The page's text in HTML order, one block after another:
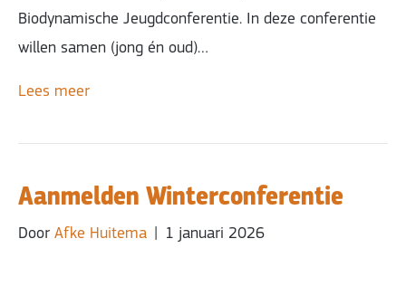
Biodynamische Jeugdconferentie. In deze conferentie
willen samen (jong én oud)…
Lees meer
Aanmelden Winterconferentie
Door Afke Huitema 1 januari 2026